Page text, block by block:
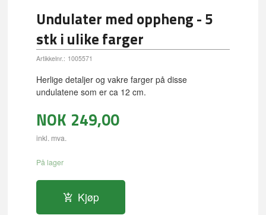
Undulater med oppheng - 5
stk i ulike farger
Artikkelnr.: 1005571
Herlige detaljer og vakre farger på disse
undulatene som er ca 12 cm.
NOK 249,00
inkl. mva.
På lager
Kjøp